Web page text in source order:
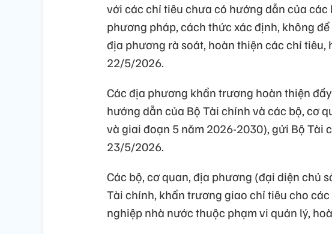
với các chỉ tiêu chưa có hướng dẫn của
phương pháp, cách thức xác định, không
địa phương rà soát, hoàn thiện các chỉ
22/5/2026.
Các địa phương khẩn trương hoàn thiện
hướng dẫn của Bộ Tài chính và các bộ, cơ
và giai đoạn 5 năm 2026-2030), gửi Bộ Tài
23/5/2026.
Các bộ, cơ quan, địa phương (đại diện chủ
Tài chính, khẩn trương giao chỉ tiêu cho
nghiệp nhà nước thuộc phạm vi quản lý,